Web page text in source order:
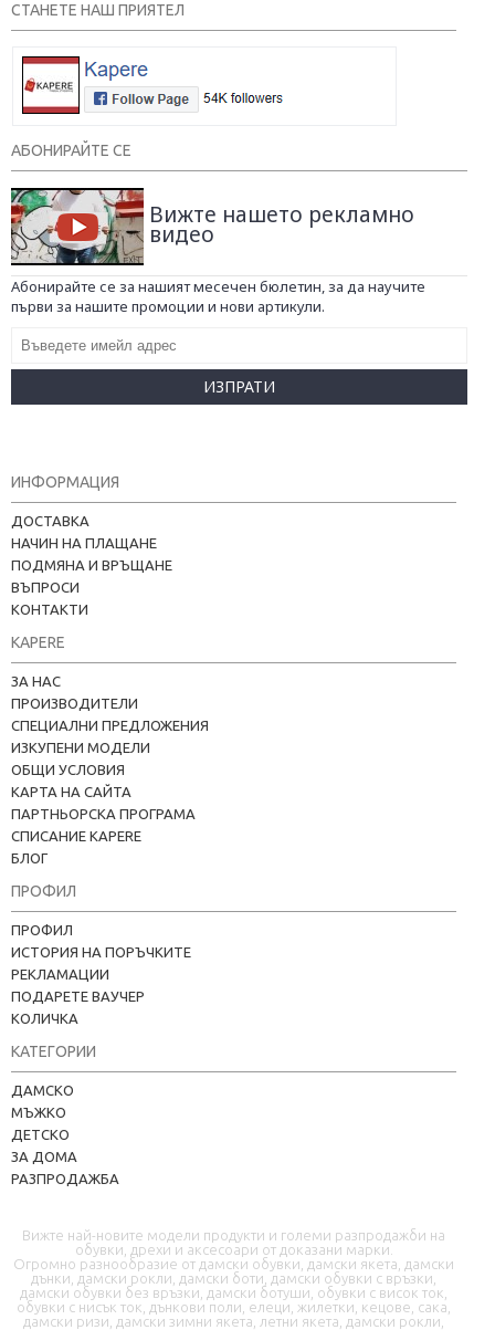
СТАНЕТЕ НАШ ПРИЯТЕЛ
АБОНИРАЙТЕ СЕ
Вижте нашето рекламно
видео
Абонирайте се за нашият месечен бюлетин, за да научите
първи за нашите промоции и нови артикули.
ИЗПРАТИ
ИНФОРМАЦИЯ
ДОСТАВКА
НАЧИН НА ПЛАЩАНЕ
ПОДМЯНА И ВРЪЩАНЕ
ВЪПРОСИ
КОНТАКТИ
KAPERE
ЗА НАС
ПРОИЗВОДИТЕЛИ
СПЕЦИАЛНИ ПРЕДЛОЖЕНИЯ
ИЗКУПЕНИ МОДЕЛИ
ОБЩИ УСЛОВИЯ
КАРТА НА САЙТА
ПАРТНЬОРСКА ПРОГРАМА
СПИСАНИЕ KAPERE
БЛОГ
ПРОФИЛ
ПРОФИЛ
ИСТОРИЯ НА ПОРЪЧКИТЕ
РЕКЛАМАЦИИ
ПОДАРЕТЕ ВАУЧЕР
КОЛИЧКА
КАТЕГОРИИ
ДАМСКО
МЪЖКО
ДЕТСКО
ЗА ДОМА
РАЗПРОДАЖБА
Вижте най-новите модели продукти и големи разпродажби на
обувки, дрехи и аксесоари от доказани марки.
Огромно разнообразие от дамски обувки, дамски якета, дамски
дънки, дамски рокли, дамски боти, дамски обувки с връзки,
дамски обувки без връзки, дамски ботуши, обувки с висок ток,
обувки с нисък ток, дънкови поли, елеци, жилетки, кецове, сака,
дамски ризи, дамски зимни якета, летни якета, дамски рокли,
Kapere.com
📦 Информация за доставка